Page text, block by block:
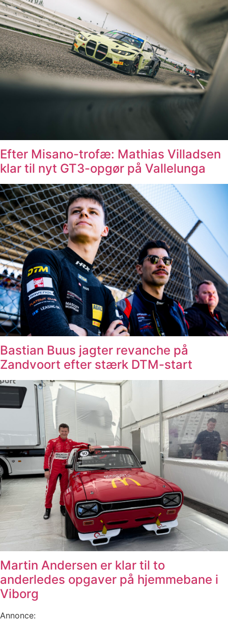
Efter Misano-trofæ: Mathias Villadsen
klar til nyt GT3-opgør på Vallelunga
Bastian Buus jagter revanche på
Zandvoort efter stærk DTM-start
Martin Andersen er klar til to
anderledes opgaver på hjemmebane i
Viborg
Annonce: